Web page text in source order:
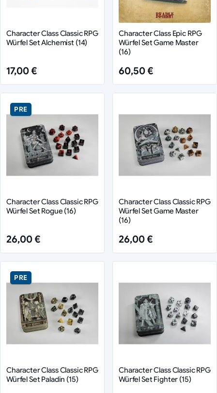
Character Class Classic RPG
Würfel Set Alchemist (14)
17,00 €
Character Class Epic RPG
Würfel Set Game Master
(16)
60,50 €
PRE
Character Class Classic RPG
Würfel Set Rogue (16)
26,00 €
Character Class Classic RPG
Würfel Set Game Master
(16)
26,00 €
PRE
Character Class Classic RPG
Würfel Set Paladin (15)
Character Class Classic RPG
Würfel Set Fighter (15)